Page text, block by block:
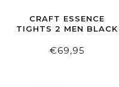
CRAFT ESSENCE
TIGHTS 2 MEN BLACK
€69,95